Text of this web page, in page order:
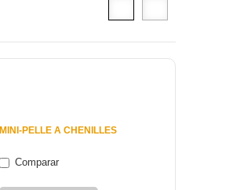
MINI-PELLE A CHENILLES
Comparar